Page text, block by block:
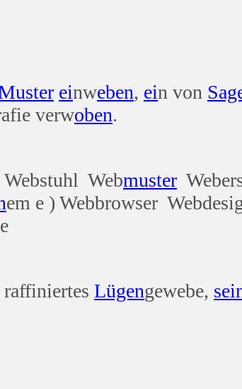
einweben, ein von
verwoben.
Webstuhl Webmuster
em e ) Webbrowser
raffiniertes Lügengewebe,